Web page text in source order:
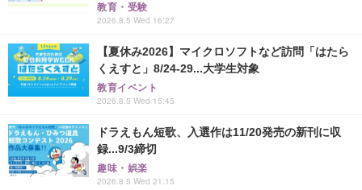
教育・受験
2026.8.5 Wed 16:27
【夏休み2026】マイクロソフトなど訪問「はたら
くえすと」8/24-29...大学生対象
教育イベント
2026.8.5 Wed 15:45
ドラえもん短歌、入選作は11/20発売の新刊に収
録...9/3締切
趣味・娯楽
2026.8.5 Wed 21:15